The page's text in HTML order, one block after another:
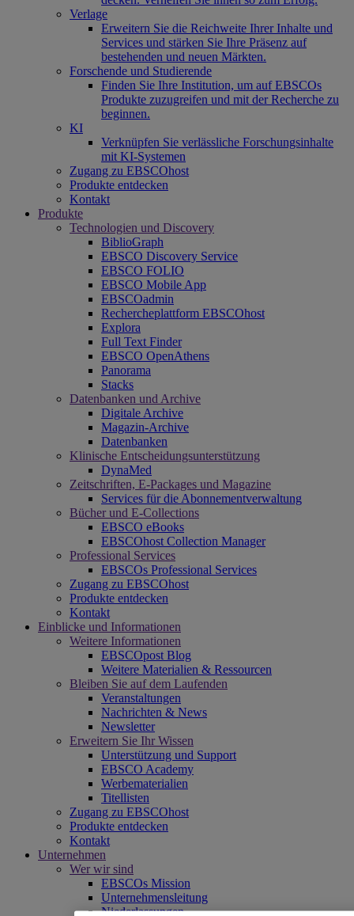
Verlage
Erweitern Sie die Reichweite Ihrer Inhalte und
Services und stärken Sie Ihre Präsenz auf
bestehenden und neuen Märkten.
Forschende und Studierende
Finden Sie Ihre Institution, um auf EBSCOs
Produkte zuzugreifen und mit der Recherche zu
beginnen.
KI
Verknüpfen Sie verlässliche Forschungsinhalte
mit KI-Systemen
Zugang zu EBSCOhost
Produkte entdecken
Kontakt
Produkte
Technologien und Discovery
BiblioGraph
EBSCO Discovery Service
EBSCO FOLIO
EBSCO Mobile App
EBSCOadmin
Rechercheplattform EBSCOhost
Explora
Full Text Finder
EBSCO OpenAthens
Panorama
Stacks
Datenbanken und Archive
Digitale Archive
Magazin-Archive
Datenbanken
Klinische Entscheidungsunterstützung
DynaMed
Zeitschriften, E-Packages und Magazine
Services für die Abonnementverwaltung
Bücher und E-Collections
EBSCO eBooks
EBSCOhost Collection Manager
Professional Services
EBSCOs Professional Services
Zugang zu EBSCOhost
Produkte entdecken
Kontakt
Einblicke und Informationen
Weitere Informationen
EBSCOpost Blog
Weitere Materialien & Ressourcen
Bleiben Sie auf dem Laufenden
Veranstaltungen
Nachrichten & News
Newsletter
Erweitern Sie Ihr Wissen
Unterstützung und Support
EBSCO Academy
Werbematerialien
Titellisten
Zugang zu EBSCOhost
Produkte entdecken
Kontakt
Unternehmen
Wer wir sind
EBSCOs Mission
Unternehmensleitung
Niederlassungen